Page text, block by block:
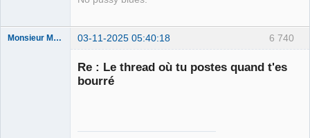
6 740
Monsieur Maurice 03-11-2025 05:40:18
Re : Le thread où tu postes quand t'es
bourré